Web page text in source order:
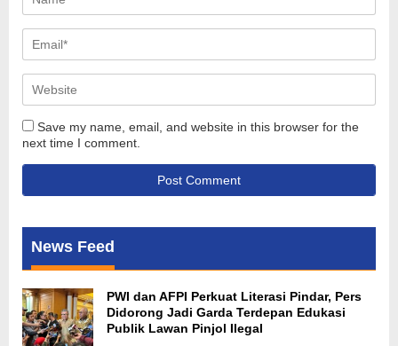
Save my name, email, and website in this browser for the
next time I comment.
News Feed
PWI dan AFPI Perkuat Literasi Pindar, Pers
Didorong Jadi Garda Terdepan Edukasi
Publik Lawan Pinjol Ilegal